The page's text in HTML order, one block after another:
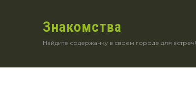
Знакомства
Найдите содержанку в своем городе для встреч!